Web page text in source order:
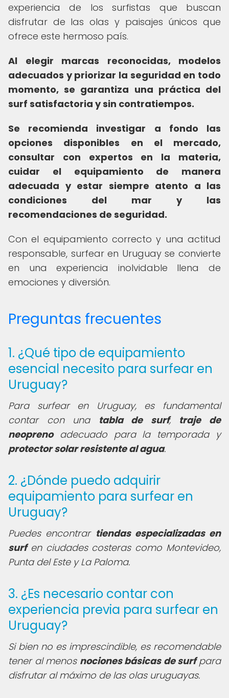
experiencia de los surfistas que buscan
disfrutar de las olas y paisajes únicos que
ofrece este hermoso país.
Al elegir marcas reconocidas, modelos
adecuados y priorizar la seguridad en todo
momento, se garantiza una práctica del
surf satisfactoria y sin contratiempos.
Se recomienda investigar a fondo las
opciones disponibles en el mercado,
consultar con expertos en la materia,
cuidar el equipamiento de manera
adecuada y estar siempre atento a las
condiciones del mar y las
recomendaciones de seguridad.
Con el equipamiento correcto y una actitud
responsable, surfear en Uruguay se convierte
en una experiencia inolvidable llena de
emociones y diversión.
Preguntas frecuentes
1. ¿Qué tipo de equipamiento
esencial necesito para surfear en
Uruguay?
Para surfear en Uruguay, es fundamental
contar con una tabla de surf, traje de
neoprenoadecuado para la temporada y
protector solar resistente al agua.
2. ¿Dónde puedo adquirir
equipamiento para surfear en
Uruguay?
Puedes encontrar tiendas especializadas en
surfen ciudades costeras como Montevideo,
Punta del Este y La Paloma.
3. ¿Es necesario contar con
experiencia previa para surfear en
Uruguay?
Si bien no es imprescindible, es recomendable
tener al menos nociones básicas de surfpara
disfrutar al máximo de las olas uruguayas.